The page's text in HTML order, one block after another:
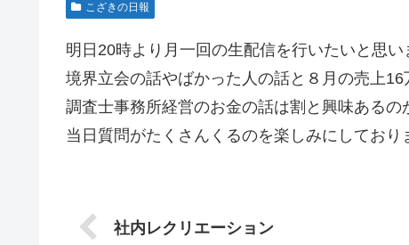
こざきの日報
明日20時より月一回の生配信を行いたいと思い
境界立会の話やばかった人の話と８月の売上
調査士事務所経営のお金の話は割と興味あるの
当日質問がたくさんくるのを楽しみにしており
社内レクリエーション